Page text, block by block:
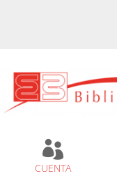

CUENTA